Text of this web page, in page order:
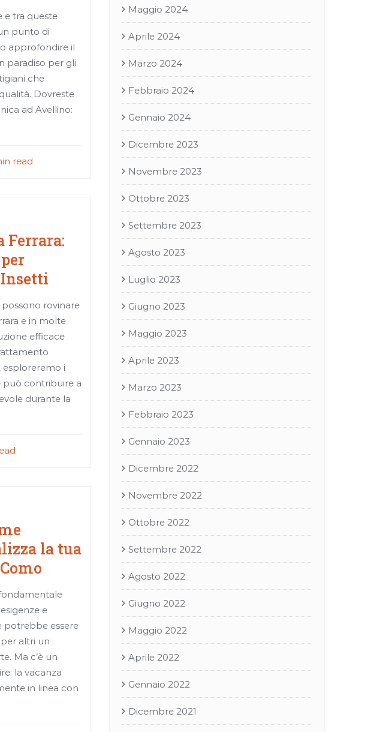
e tra queste
punto di
approfondire il
paradiso per gli
che
Dovreste
ad Avellino:
read
Ferrara:
possono rovinare
e in molte
efficace
esploreremo i
contribuire a
durante la
la tua
e
potrebbe essere
altri un
Ma c’è un
la vacanza
in linea con
Maggio 2024
Aprile 2024
Marzo 2024
Febbraio 2024
Gennaio 2024
Dicembre 2023
Novembre 2023
Ottobre 2023
Settembre 2023
Agosto 2023
Luglio 2023
Giugno 2023
Maggio 2023
Aprile 2023
Marzo 2023
Febbraio 2023
Gennaio 2023
Dicembre 2022
Novembre 2022
Ottobre 2022
Settembre 2022
Agosto 2022
Giugno 2022
Maggio 2022
Aprile 2022
Gennaio 2022
Dicembre 2021